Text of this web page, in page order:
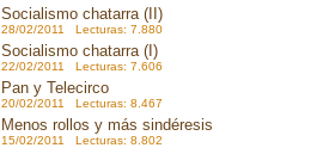
Socialismo chatarra (II)
28/02/2011 Lecturas: 7.880
Socialismo chatarra (I)
22/02/2011 Lecturas: 7.606
Pan y Telecirco
20/02/2011 Lecturas: 8.467
Menos rollos y más sindéresis
15/02/2011 Lecturas: 8.802